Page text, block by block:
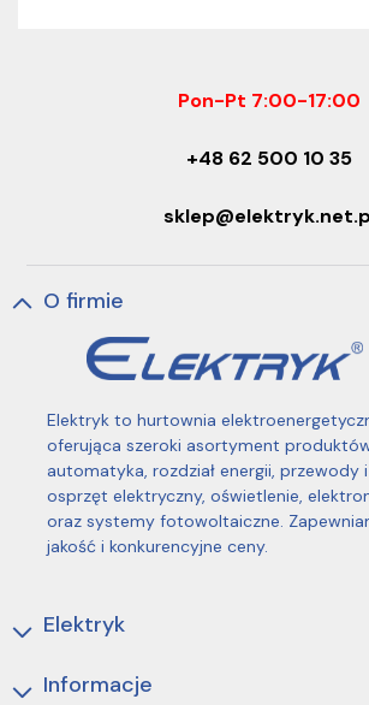
Pon-Pt 7:00-17:00
+48 62 500 10 35
O firmie
Elektryk to hurtownia
oferująca szeroki asortyment
automatyka, rozdział energii, przewody
osprzęt elektryczny, oświetlenie,
oraz systemy fotowoltaiczne.
jakość i konkurencyjne ceny.
Elektryk
Informacje